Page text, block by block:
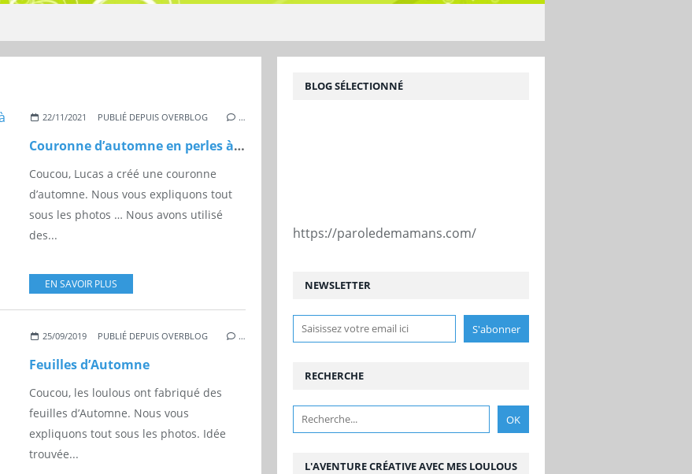
22/11/2021 PUBLIÉ DEPUIS OVERBLOG …
Couronne d’automne en perles à repasser
Coucou, Lucas a créé une couronne
d’automne. Nous vous expliquons tout
sous les photos … Nous avons utilisé
des...
EN SAVOIR PLUS
25/09/2019 PUBLIÉ DEPUIS OVERBLOG …
Feuilles d’Automne
Coucou, les loulous ont fabriqué des
feuilles d’Automne. Nous vous
expliquons tout sous les photos. Idée
trouvée...
NEWSLETTER
RECHERCHE
L'AVENTURE CRÉATIVE AVEC MES LOULOUS
BLOG SÉLECTIONNÉ
https://paroledemamans.com/